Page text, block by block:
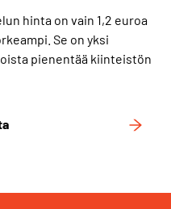
hinta on vain 1,2 euroa
Se on yksi
pienentää kiinteistön